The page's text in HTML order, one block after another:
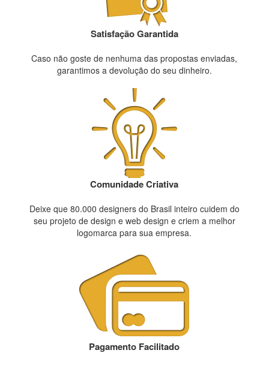
Satisfação Garantida
Caso não goste de nenhuma das propostas enviadas,
garantimos a devolução do seu dinheiro.
Comunidade Criativa
Deixe que 80.000 designers do Brasil inteiro cuidem do
seu projeto de design e web design e criem a melhor
logomarca para sua empresa.
Pagamento Facilitado